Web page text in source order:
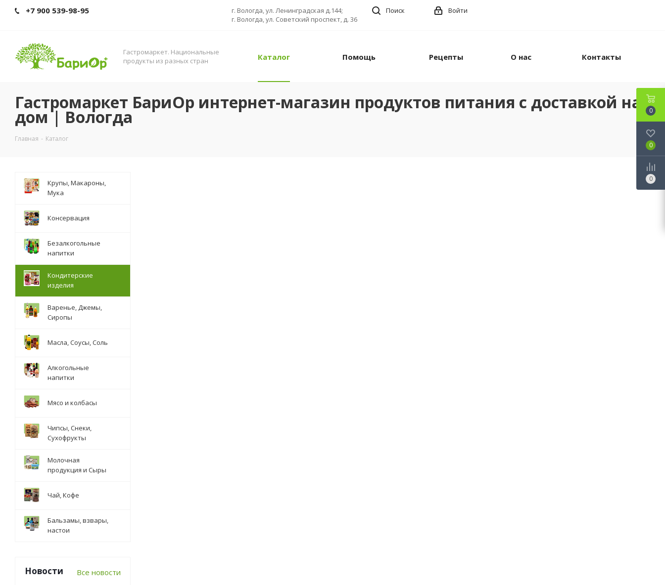
+7 900 539-98-95
г. Вологда, ул. Ленинградская д.144;
г. Вологда, ул. Советский проспект, д. 36
Поиск Войти
Гастромаркет. Нациoнальные
прoдукты из разных стран
Каталог Помощь Рецепты О нас Контакты
Гастромаркет БариОр интернет-магазин продуктов питания с доставкой на
дом | Вологда
Главная - Каталог
Крупы, Макароны,
Мука
Консервация
Безалкогольные
напитки
Кондитерские
изделия
Варенье, Джемы,
Сиропы
Масла, Соусы, Соль
Алкогольные
напитки
Мясо и колбасы
Чипсы, Снеки,
Сухофрукты
Молочная
продукция и Сыры
Чай, Кофе
Бальзамы, взвары,
настои
Новости Все новости
0
0
0